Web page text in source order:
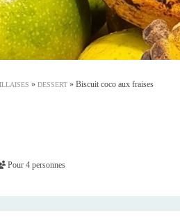
» DESSERT » Biscuit coco aux fraises
Pour 4 personnes